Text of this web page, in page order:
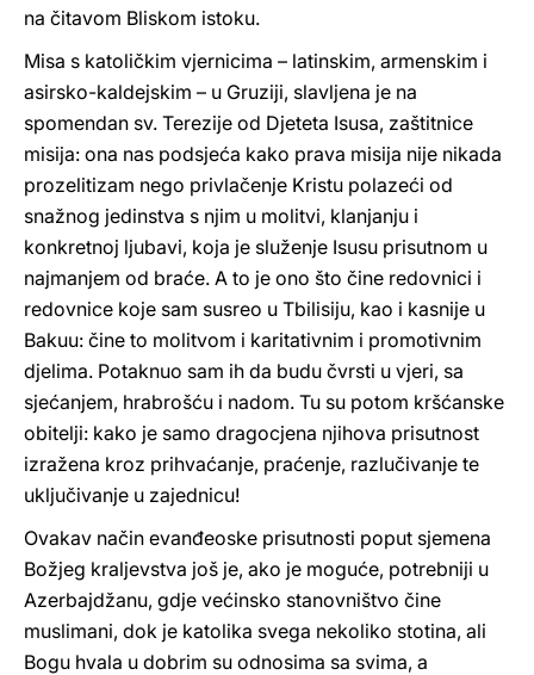
na čitavom Bliskom istoku.
Misa s katoličkim vjernicima – latinskim, armenskim i
asirsko-kaldejskim – u Gruziji, slavljena je na
spomendan sv. Terezije od Djeteta Isusa, zaštitnice
misija: ona nas podsjeća kako prava misija nije nikada
prozelitizam nego privlačenje Kristu polazeći od
snažnog jedinstva s njim u molitvi, klanjanju i
konkretnoj ljubavi, koja je služenje Isusu prisutnom u
najmanjem od braće. A to je ono što čine redovnici i
redovnice koje sam susreo u Tbilisiju, kao i kasnije u
Bakuu: čine to molitvom i karitativnim i promotivnim
djelima. Potaknuo sam ih da budu čvrsti u vjeri, sa
sjećanjem, hrabrošću i nadom. Tu su potom kršćanske
obitelji: kako je samo dragocjena njihova prisutnost
izražena kroz prihvaćanje, praćenje, razlučivanje te
uključivanje u zajednicu!
Ovakav način evanđeoske prisutnosti poput sjemena
Božjeg kraljevstva još je, ako je moguće, potrebniji u
Azerbajdžanu, gdje većinsko stanovništvo čine
muslimani, dok je katolika svega nekoliko stotina, ali
Bogu hvala u dobrim su odnosima sa svima, a